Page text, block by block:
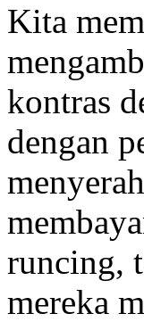
Kita
kontras
dengan
runcing,
mereka